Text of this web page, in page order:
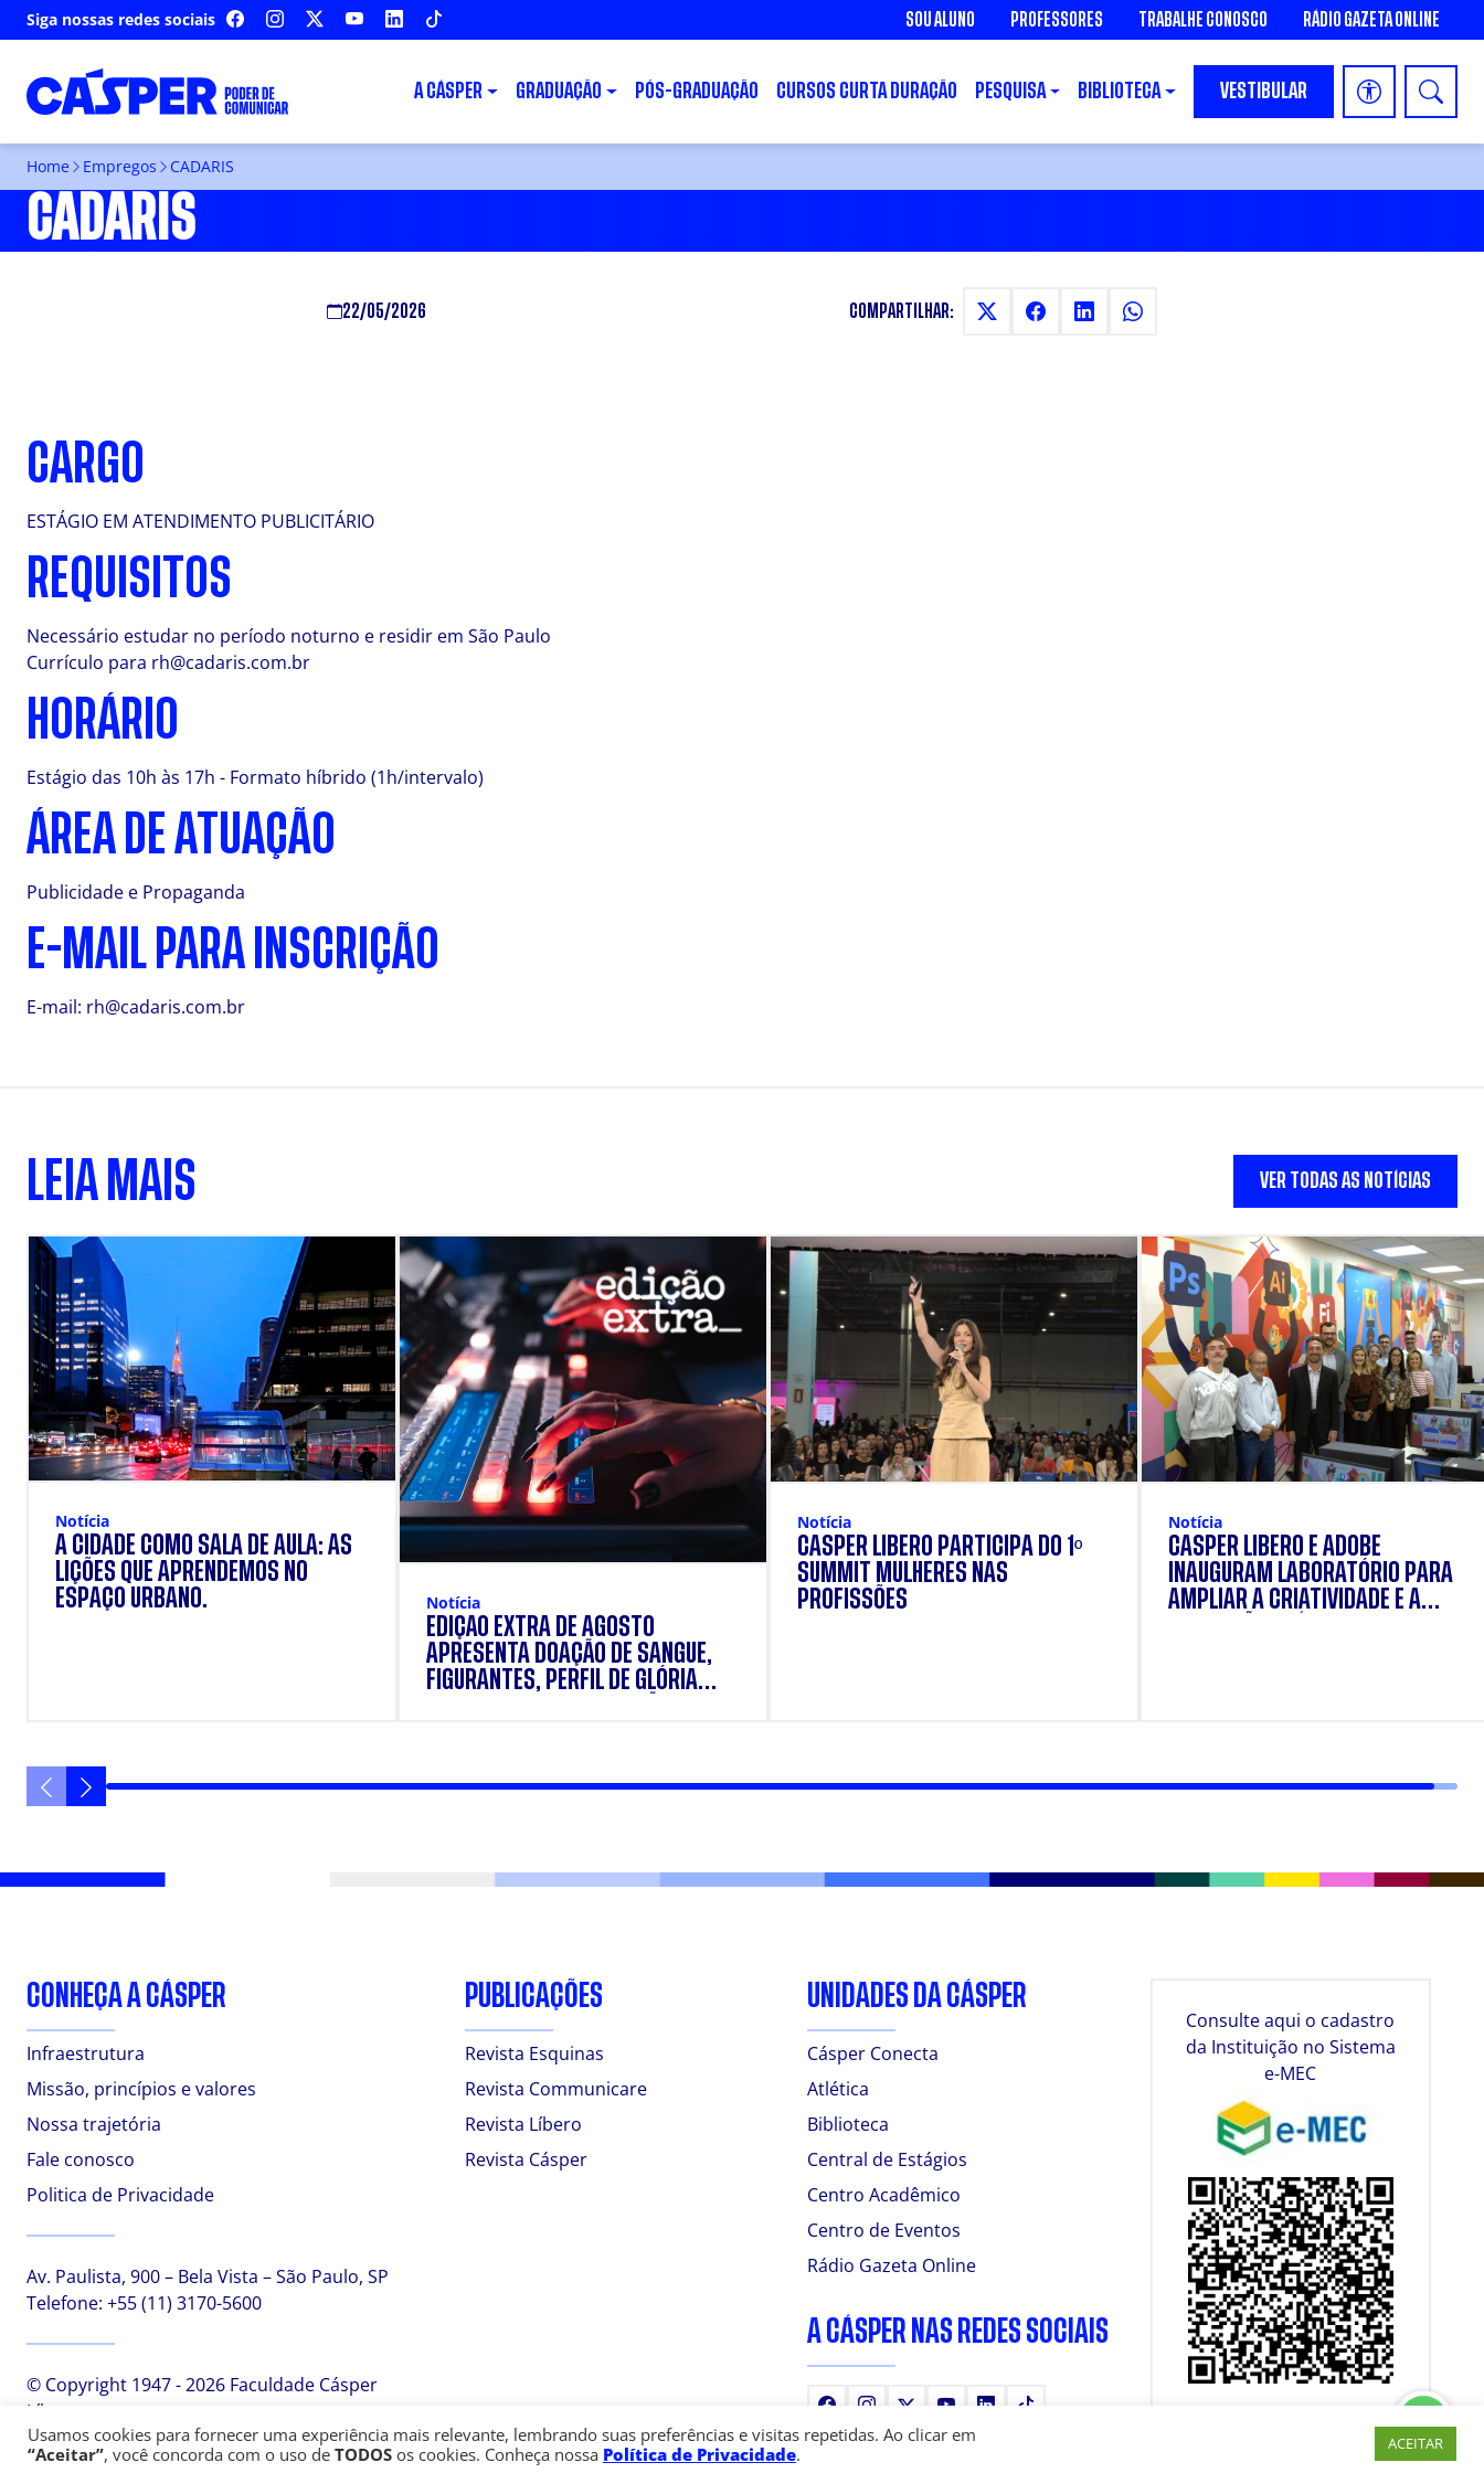
Siga nossas redes sociais FACEBOOKINSTAGRAM YOUTUBELINKEDIN SOU ALUNO PROFESSORES TRABALHE CONOSCO RÁDIO GAZETA ONLINE
A CÁSPER GRADUAÇÃO PÓS-GRADUAÇÃO CURSOS CURTA DURAÇÃO PESQUISA BIBLIOTECA VESTIBULAR
Home Empregos CADARIS
CADARIS
22/05/2026 COMPARTILHAR:
CARGO
ESTÁGIO EM ATENDIMENTO PUBLICITÁRIO
REQUISITOS
Necessário estudar no período noturno e residir em São Paulo
Currículo para rh@cadaris.com.br
HORÁRIO
Estágio das 10h às 17h - Formato híbrido (1h/intervalo)
ÁREA DE ATUAÇÃO
Publicidade e Propaganda
E-MAIL PARA INSCRIÇÃO
E-mail: rh@cadaris.com.br
LEIA MAIS VER TODAS AS NOTÍCIAS
Notícia
A CIDADE COMO SALA DE AULA: AS
LIÇÕES QUE APRENDEMOS NO
ESPAÇO URBANO.
Notícia
EDIÇÃO EXTRA DE AGOSTO
APRESENTA DOAÇÃO DE SANGUE,
FIGURANTES, PERFIL DE GLÓRIA
Notícia
CÁSPER LÍBERO PARTICIPA DO 1º
SUMMIT MULHERES NAS
PROFISSÕES
Notícia
CÁSPER LÍBERO E ADOBE
INAUGURAM LABORATÓRIO PARA
AMPLIAR A CRIATIVIDADE E A
CONHEÇA A CÁSPER
Infraestrutura
Missão, princípios e valores
Nossa trajetória
Fale conosco
Politica de Privacidade
Av. Paulista, 900 – Bela Vista – São Paulo, SP
Telefone: +55 (11) 3170-5600
© Copyright 1947 - 2026 Faculdade Cásper
Líbero
PUBLICAÇÕES
Revista Esquinas
Revista Communicare
Revista Líbero
Revista Cásper
UNIDADES DA CÁSPER
Cásper Conecta
Atlética
Biblioteca
Central de Estágios
Centro Acadêmico
Centro de Eventos
Rádio Gazeta Online
A CÁSPER NAS REDES SOCIAIS
FacebookInstagram
X YoutubeLinkedInTikTok
Consulte aqui o cadastro
da Instituição no Sistema
e-MEC
Usamos cookies para fornecer uma experiência mais relevante, lembrando suas preferências e visitas repetidas. Ao clicar em
“Aceitar”, você concorda com o uso de TODOS os cookies. Conheça nossa Política de Privacidade. ACEITAR